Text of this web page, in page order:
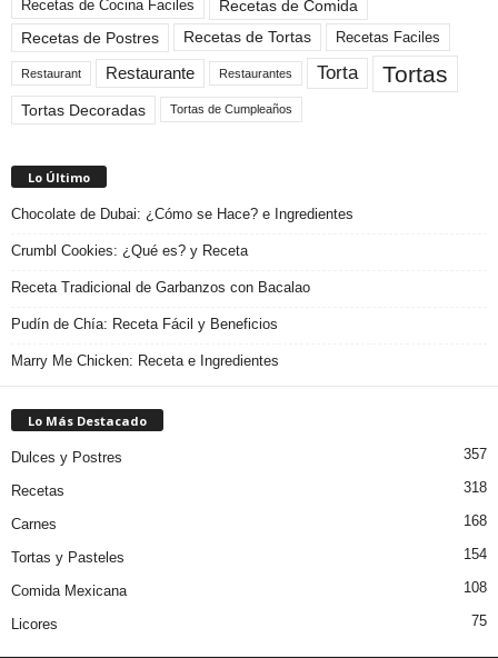
Recetas de Cocina Faciles
Recetas de Comida
Recetas de Postres
Recetas de Tortas Recetas Faciles
Restaurant Restaurante Restaurantes Torta Tortas
Tortas Decoradas Tortas de Cumpleaños
Lo Último
Chocolate de Dubai: ¿Cómo se Hace? e Ingredientes
Crumbl Cookies: ¿Qué es? y Receta
Receta Tradicional de Garbanzos con Bacalao
Pudín de Chía: Receta Fácil y Beneficios
Marry Me Chicken: Receta e Ingredientes
Lo Más Destacado
Dulces y Postres 357
Recetas 318
Carnes 168
Tortas y Pasteles 154
Comida Mexicana 108
Licores 75